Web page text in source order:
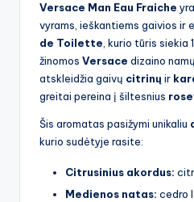
Versace Man Eau Fraiche
vyrams, ieškantiems gaivios ir
de Toilette , kurio tūris siekia
žinomos Versace dizaino
atskleidžia gaivų citrinų ir
greitai pereina į šiltesnius
Šis aromatas pasižymi unikaliu
kurio sudėtyje rasite:
Citrusinius akordus:
Medienos natas: cedro